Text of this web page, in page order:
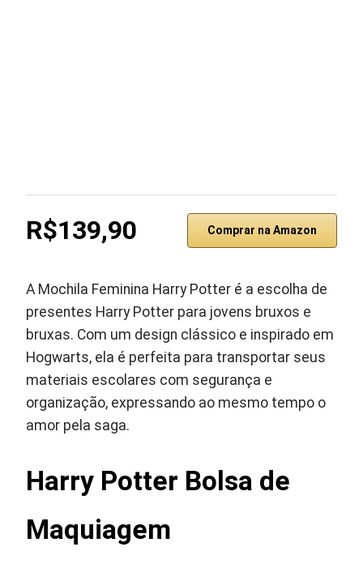
R$139,90 Comprar na Amazon
A Mochila Feminina Harry Potter é a escolha de
presentes Harry Potter para jovens bruxos e
bruxas. Com um design clássico e inspirado em
Hogwarts, ela é perfeita para transportar seus
materiais escolares com segurança e
organização, expressando ao mesmo tempo o
amor pela saga.
Harry Potter Bolsa de
Maquiagem